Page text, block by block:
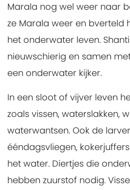
Marala nog wel weer naar
ze Marala weer en bverteld
het onderwater leven.
nieuwschierig en samen
een onderwater kijker.
In een sloot of vijver leven
zoals vissen, waterslakken,
waterwantsen. Ook de
ééndagsvliegen,
het water. Diertjes die
hebben zuurstof nodig.